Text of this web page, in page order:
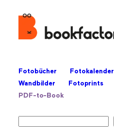
Fotobücher Fotokalender
Wandbilder
Fotoprints
PDF-to-Book